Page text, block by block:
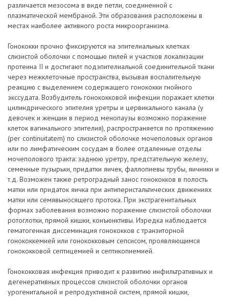
различается мезосома в виде петли, соединенной с
плазматической мембраной. Эти образования расположены в
местах наиболее активного роста микроорганизма.
Гонококки прочно фиксируются на эпителиальных клетках
слизистой оболочки с помощью пилей и участков локализации
протеина II и достигают подэпителиальной соединительной ткани
через межклеточные пространства, вызывая воспалительную
реакцию с выделением содержащего гонококки гнойного
экссудата. Возбудитель гонококковой инфекции поражает клетки
цилиндрического эпителия уретры и цервикального канала (у
девочек и женщин в период менопаузы возможно поражение
клеток вагинального эпителия), распространяется по протяжению
(per continuitatem) по слизистой оболочке мочеполовых органов
или по лимфатическим сосудам в более отдаленные отделы
мочеполового тракта: заднюю уретру, предстательную железу,
семенные пузырьки, придатки яичек, фаллопиевы трубы, яичники и
т.д. Возможен также ретроградный занос гонококков в полость
матки или придаток яичка при антиперистальтических движениях
матки или семявыносящего протока. При экстрагенитальных
формах заболевания возможно поражение слизистой оболочки
ротоглотки, прямой кишки, конъюнктивы. Изредка наблюдается
гематогенная диссеминация гонококков с транзиторной
гонококкемией или гонококковым сепсисом, проявляющимся
гонококковой септицемией и септикопиемией.
Гонококковая инфекция приводит к развитию инфильтративных и
дегенеративных процессов слизистой оболочки органов
урогенитальной и репродуктивной систем, прямой кишки,